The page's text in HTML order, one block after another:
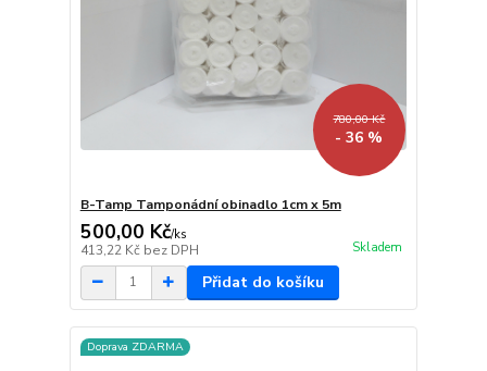
780,00 Kč
- 36 %
B-Tamp Tamponádní obinadlo 1cm x 5m
500,00 Kč/ks
413,22 Kč bez DPH Skladem
Přidat do košíku
Doprava ZDARMA